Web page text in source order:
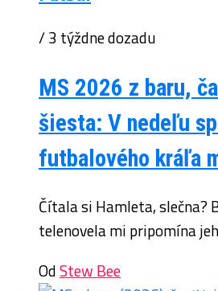
/ 3 týždne dozadu
MS 2026 z baru,
šiesta: V nedeľu
futbalového kráľa
Čítala si Hamleta, slečna?
telenovela mi pripomína
OdStew Bee